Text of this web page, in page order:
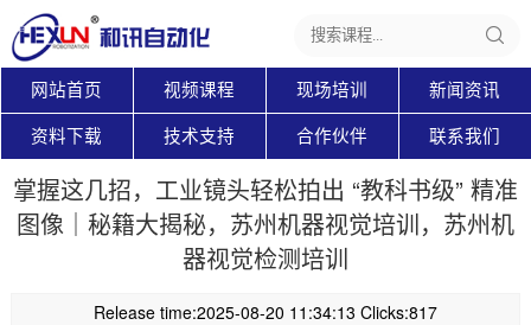
网站首页 视频课程 现场培训 新闻资讯
资料下载 技术支持 合作伙伴 联系我们
掌握这几招，工业镜头轻松拍出 “教科书级” 精准
图像｜秘籍大揭秘，苏州机器视觉培训，苏州机
器视觉检测培训
Release time:2025-08-20 11:34:13 Clicks:817